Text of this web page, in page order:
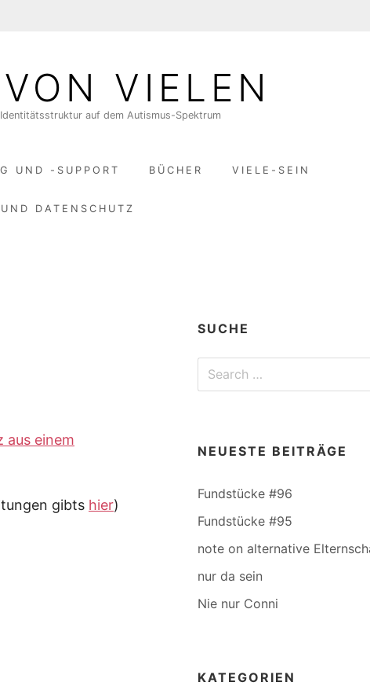
VIELEN
auf dem Autismus-Spektrum
UND -SUPPORT BÜCHER VIELE-SEIN
DATENSCHUTZ
gibts hier)
SUCHE
Search
NEUESTE BEITRÄGE
Fundstücke #96
Fundstücke #95
note on alternative
nur da sein
Nie nur Conni
KATEGORIEN